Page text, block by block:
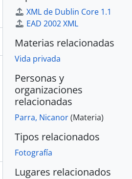
XML de Dublin Core 1.1
EAD 2002 XML
Materias relacionadas
Vida privada
Personas y
organizaciones
relacionadas
Parra, Nicanor(Materia)
Tipos relacionados
Fotografía
Lugares relacionados